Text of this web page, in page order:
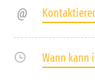
Wann kann